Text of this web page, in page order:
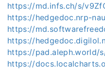
https://md.infs.ch/s/
https://hedgedoc.nrp-
https://
https://
https://pad.aleph.world/
https://